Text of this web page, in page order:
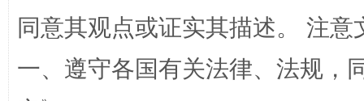
同意其观点或证实其描述。 注
一、遵守各国有关法律、法规，